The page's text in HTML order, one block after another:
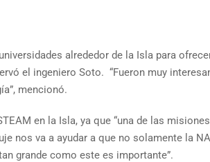
alrededor de la Isla para
el ingeniero Soto. “Fueron muy
mencionó.
en la Isla, ya que “una de las
nos va a ayudar a que no solamente la
grande como este es importante”.